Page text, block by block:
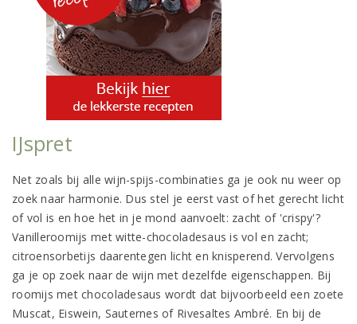
IJspret
Net zoals bij alle wijn-spijs-combinaties ga je ook nu weer op
zoek naar harmonie. Dus stel je eerst vast of het gerecht licht
of vol is en hoe het in je mond aanvoelt: zacht of 'crispy'?
Vanilleroomijs met witte-chocoladesaus is vol en zacht;
citroensorbetijs daarentegen licht en knisperend. Vervolgens
ga je op zoek naar de wijn met dezelfde eigenschappen. Bij
roomijs met chocoladesaus wordt dat bijvoorbeeld een zoete
Muscat, Eiswein, Sauternes of Rivesaltes Ambré. En bij de